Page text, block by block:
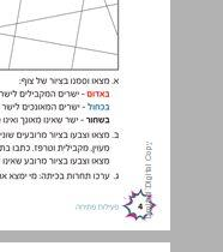
א מצולעים - חזרה והעמקה ... 5